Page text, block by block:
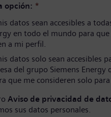
opción: *
datos sean accesibles a
en todo el mundo para
a mi perfil.
datos solo sean accesibles
del grupo Siemens
que me consideren solo
Aviso de privacidad de
sus datos personales.